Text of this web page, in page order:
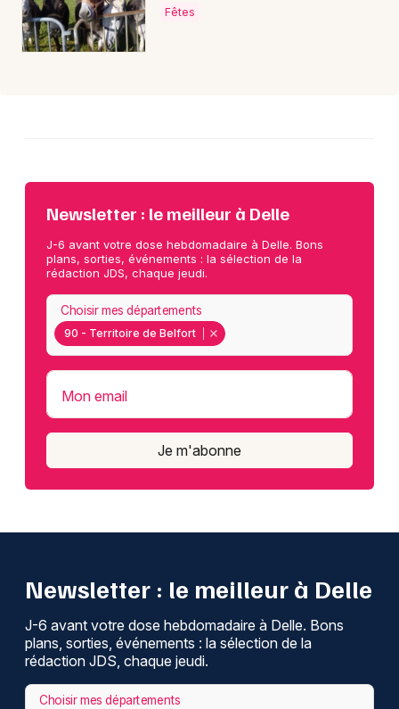
Fêtes
Newsletter : le meilleur à Delle
J-6 avant votre dose hebdomadaire à Delle. Bons
plans, sorties, événements : la sélection de la
rédaction JDS, chaque jeudi.
90 - Territoire de Belfort
Choisir mes départements
Mon email
Je m'abonne
Newsletter : le meilleur à Delle
J-6 avant votre dose hebdomadaire à Delle. Bons
plans, sorties, événements : la sélection de la
rédaction JDS, chaque jeudi.
Choisir mes départements